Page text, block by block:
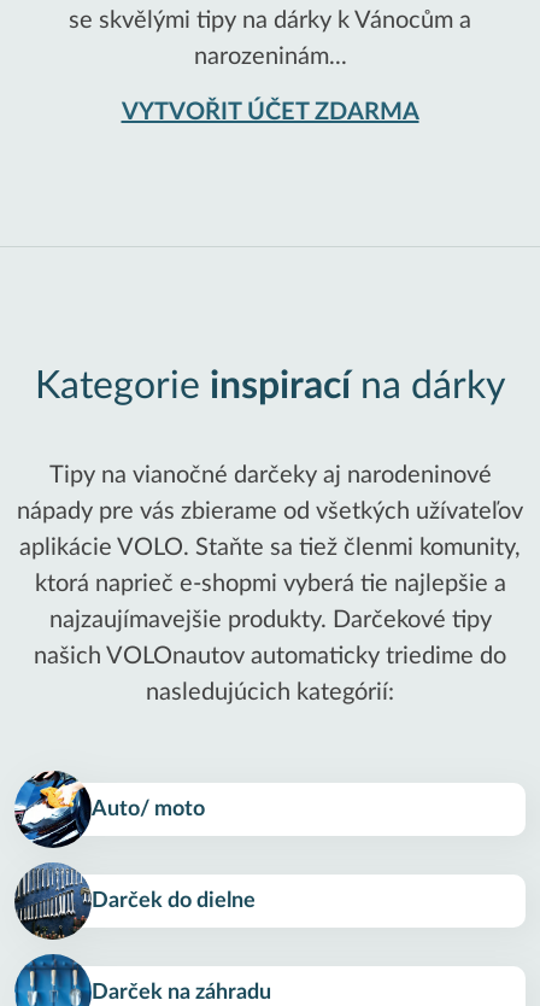
se skvělými tipy na dárky k Vánocům a
narozeninám...
VYTVOŘIT ÚČET ZDARMA
Kategorie inspiracína dárky
Tipy na vianočné darčeky aj narodeninové
nápady pre vás zbierame od všetkých užívateľov
aplikácie VOLO. Staňte sa tiež členmi komunity,
ktorá naprieč e-shopmi vyberá tie najlepšie a
najzaujímavejšie produkty. Darčekové tipy
našich VOLOnautov automaticky triedime do
nasledujúcich kategórií:
Auto/ moto
Darček do dielne
Darček na záhradu